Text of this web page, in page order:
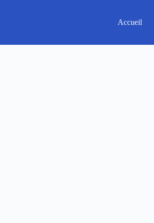
Accueil